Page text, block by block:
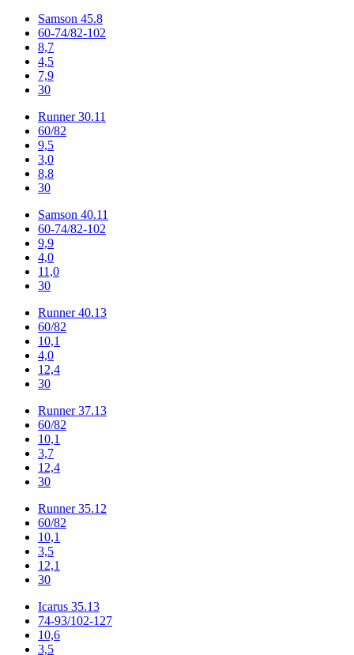
Samson 45.8
60-74/82-102
8,7
4,5
7,9
30
Runner 30.11
60/82
9,5
3,0
8,8
30
Samson 40.11
60-74/82-102
9,9
4,0
11,0
30
Runner 40.13
60/82
10,1
4,0
12,4
30
Runner 37.13
60/82
10,1
3,7
12,4
30
Runner 35.12
60/82
10,1
3,5
12,1
30
Icarus 35.13
74-93/102-127
10,6
3,5